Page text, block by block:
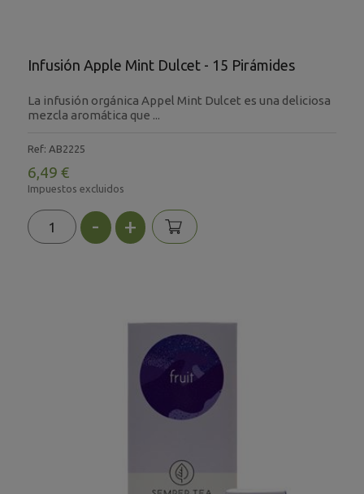
Infusión Apple Mint Dulcet - 15 Pirámides
La infusión orgánica Appel Mint Dulcet es una deliciosa
mezcla aromática que ...
Ref: AB2225
6,49 €
Impuestos excluidos
- +